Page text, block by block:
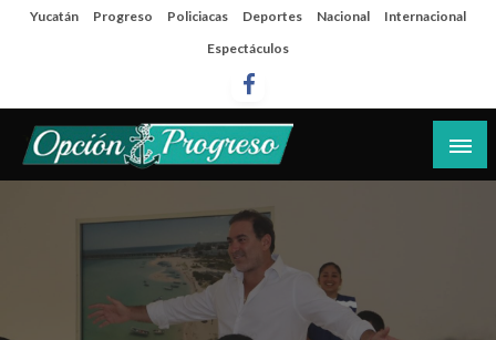
SaltaYucatán Progreso Policiacas Deportes Nacional
Internacional
Espectáculos
Las noticias del día a día del puerto